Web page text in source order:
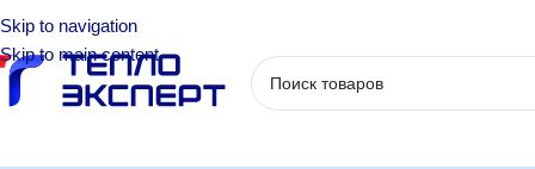
Skip to navigation
Skip to main content